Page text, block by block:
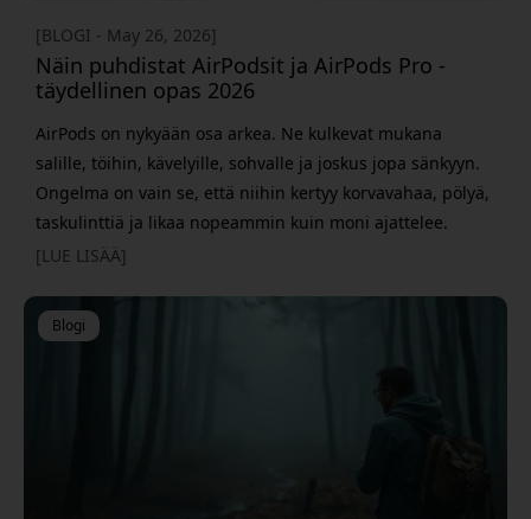
[BLOGI - May 26, 2026]
Näin puhdistat AirPodsit ja AirPods Pro -
täydellinen opas 2026
AirPods on nykyään osa arkea. Ne kulkevat mukana
salille, töihin, kävelyille, sohvalle ja joskus jopa sänkyyn.
Ongelma on vain se, että niihin kertyy korvavahaa, pölyä,
taskulinttiä ja likaa nopeammin kuin moni ajattelee.
Jonkin ajan kuluttua moni huomaa saman: ääni
tuntuvat vain… epäpuhdailta. Hyvä puoli on se, että
ongelma ratkeaa yleensä melko helposti. Oikea
[LUE LISÄÄ]
Blogi